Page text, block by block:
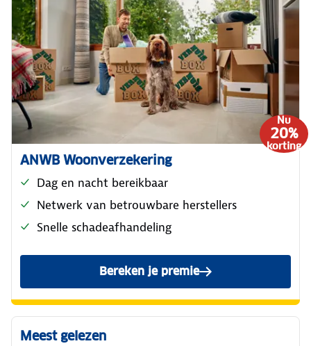
Nu
20%
korting
ANWB Woonverzekering
Dag en nacht bereikbaar
Netwerk van betrouwbare herstellers
Snelle schadeafhandeling
Bereken je premie
van de ANWB
Meest gelezen